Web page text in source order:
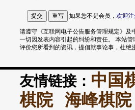
如果您不是会员， 欢迎
请遵守《互联网电子公告服务管理规定》
一切因发表内容引起的纠纷和责任。 本站
评价您所看到的资讯，提倡就事论事，杜绝
友情链接： 中国
棋院
海峰棋院